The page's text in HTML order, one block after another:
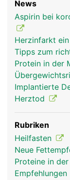
News
Aspirin bei
Herzinfarkt
Tipps zum
Protein in der
Implantierte
Herztod
Rubriken
Heilfasten
Neue
Proteine in
Empfehlungen